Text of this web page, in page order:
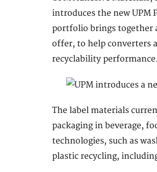
introduces the new
portfolio brings together
offer, to help converters
recyclability performance.
The label materials
packaging in beverage,
technologies, such as
plastic recycling,